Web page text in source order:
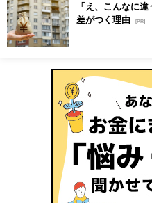
「え、こんなに
差がつく理由 [PR]